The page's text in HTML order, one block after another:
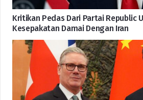
Kritikan Pedas Dari Partai Republic
Kesepakatan Damai Dengan Iran